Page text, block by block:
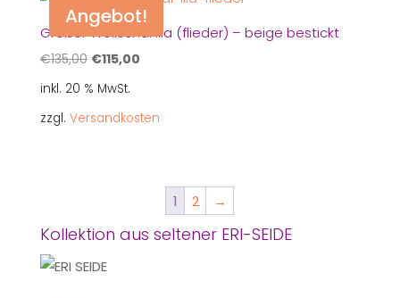
Angebot!
Großer Wollschal lila (flieder) – beige bestickt
€135,00 Ursprünglicher
war:
€135,00
€115,00Aktueller
€115,00.
inkl. 20 % MwSt.
zzgl. Versandkosten
1 2 →
Kollektion aus seltener ERI-SEIDE